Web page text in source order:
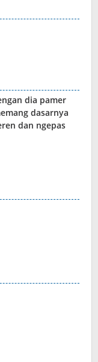
dia pamer
dasarnya
dan ngepas